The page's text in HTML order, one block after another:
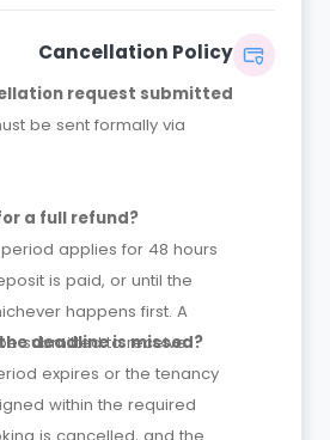
Cancellation Policy
request submitted?
be sent formally via
a full refund?
applies for 48 hours
is paid, or until the
happens first. A
submitted to receive
deadline is missed?
expires or the tenancy
within the required
is cancelled, and the